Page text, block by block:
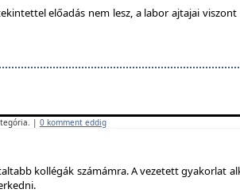
előadás nem lesz, a labor ajtajai
| 0 komment eddig
kollégák számámra. A vezetett gyakorlat